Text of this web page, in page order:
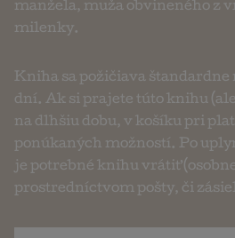
manžela, muža obvineného z
milenky.
Kniha sa požičiava štandardne
dní. Ak si prajete túto knihu
na dlhšiu dobu, v košíku pri
ponúkaných možností. Po
je potrebné knihu vrátiť
prostredníctvom pošty, či